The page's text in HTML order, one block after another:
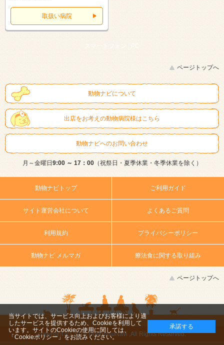
取扱い病院
スマートフォン | PC
ページトップへ
動物ナビについて
出店をお考えの動物病院様はこちら
動物ナビへのお問い合わせ
月～金曜日 9:00 ～ 17：00（祝祭日・夏季休業・冬季休業を除く）
動物ナビトップ ご利用ガイド
サイト運営会社について よくあるご質問
利用規約 プライバシーポリシー
動物ナビ メルマガ 療法食に関する取り組み
ページトップへ
copyright (c) 2014 DoubutsuNavi ,All Rights Reserved.
当サイトでは、サービス向上およびお客様により適
したサービスを提供するため、Cookieを利用して
います。サイトのCookieの使用に関しては、
「Cookieポリシー」 をお読みください。
承諾する